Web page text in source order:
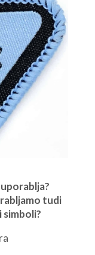
tudi
simboli?